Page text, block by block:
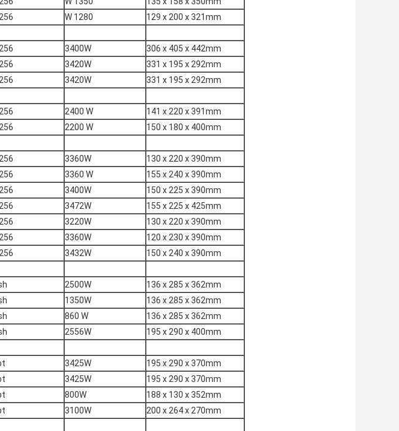
W 1280 129 x 200 x 321mm
3400W
306 x 405 x 442mm
3420W
331 x 195 x 292mm
3420W 331 x 195 x 292mm
2400 W
141 x 220 x 391mm
2200 W 150 x 180 x 400mm
3360W
130 x 220 x 390mm
3360 W
155 x 240 x 390mm
3400W
150 x 225 x 390mm
3472W
155 x 225 x 425mm
3220W
130 x 220 x 390mm
3360W
120 x 230 x 390mm
3432W 150 x 240 x 390mm
2500W
136 x 285 x 362mm
1350W
136 x 285 x 362mm
860 W
136 x 285 x 362mm
2556W 195 x 290 x 400mm
3425W
195 x 290 x 370mm
3425W
195 x 290 x 370mm
800W
188 x 130 x 352mm
3100W 200 x 264 x 270mm